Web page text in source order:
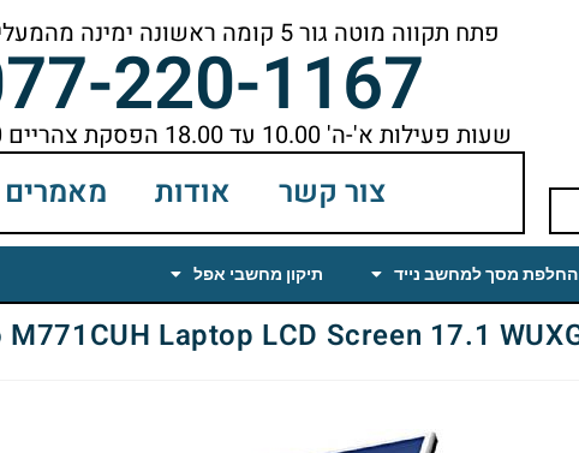
פתח תקווה מוטה גור 5 קומה ראשונה ימינה מהמעלית עד הסוף
220-1167
שעות פעילות א'-ה' 10.00 עד 18.00 הפסקת צהריים 14.00-15.00
צור קשר אודות מאמרים
החלפת מסך למחשב נייד תיקון מחשבי אפל